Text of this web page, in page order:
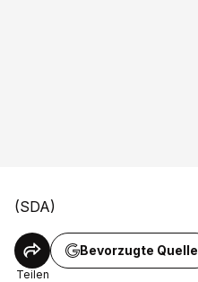
(SDA)
Teilen
Bevorzugte Quelle